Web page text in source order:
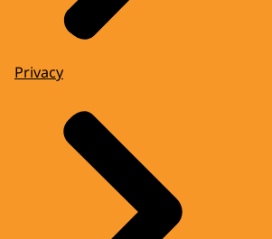
Privacy